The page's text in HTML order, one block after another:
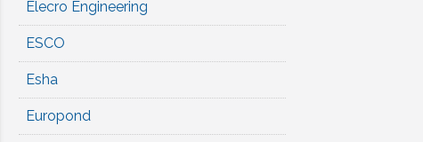
Elecro Engineering
ESCO
Esha
Europond